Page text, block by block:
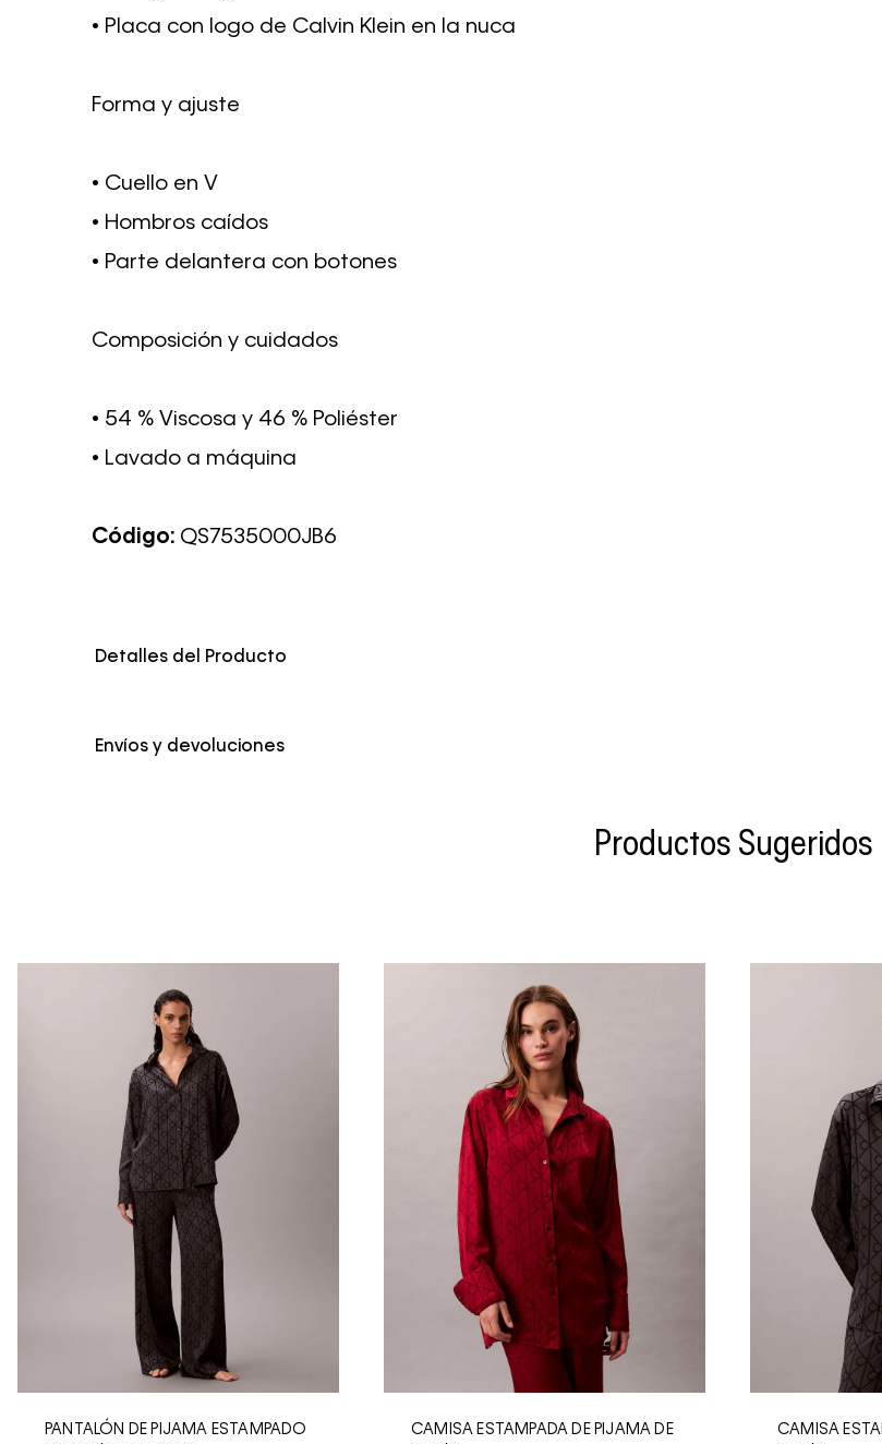
• Placa con logo de Calvin Klein en la nuca
Forma y ajuste
• Cuello en V
• Hombros caídos
• Parte delantera con botones
Composición y cuidados
• 54 % Viscosa y 46 % Poliéster
• Lavado a máquina
Código: QS7535000JB6
Detalles del Producto
Color Negro
Envíos y devoluciones
Productos Sugeridos
PANTALÓN DE PIJAMA ESTAMPADO
CAMISA ESTAMPADA DE PIJAMA DE
CAMISA